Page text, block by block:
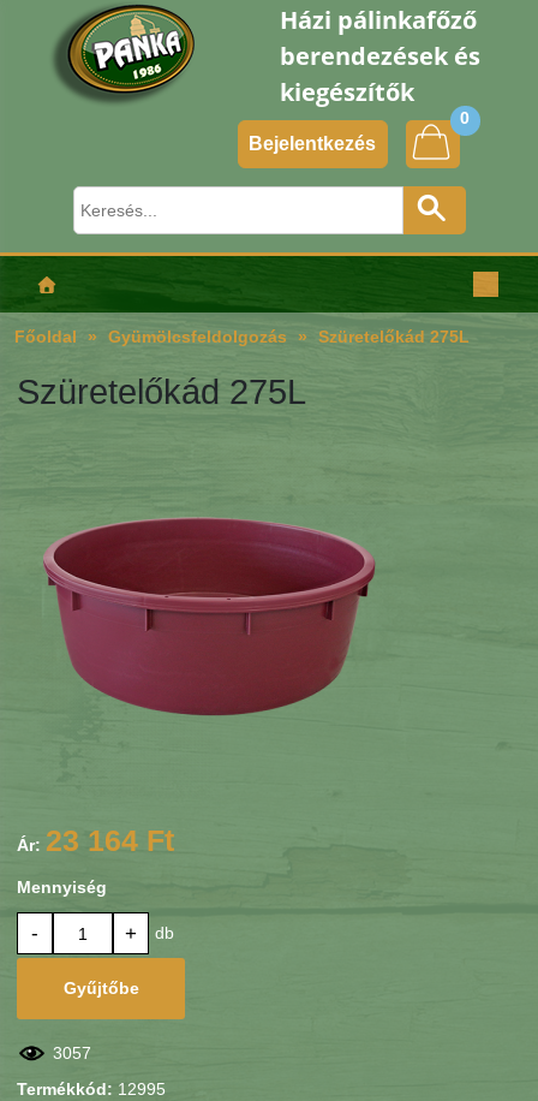
Házi pálinkafőző
berendezések és
kiegészítők
Bejelentkezés
0
Főoldal Gyümölcsfeldolgozás Szüretelőkád 275L
Szüretelőkád 275L
Ár: 23 164 Ft
Mennyiség
- + db
Gyűjtőbe
3057
Termékkód: 12995